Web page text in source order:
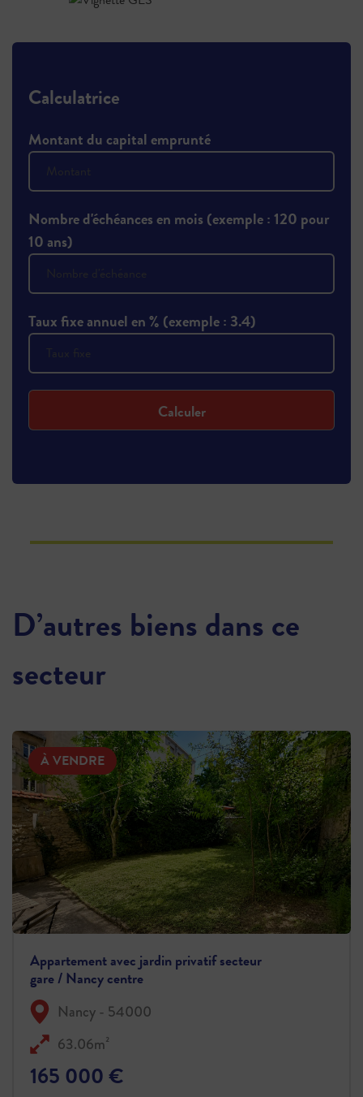
Calculatrice
Montant du capital emprunté
Nombre d'échéances en mois (exemple : 120 pour
10 ans)
Taux fixe annuel en % (exemple : 3.4)
Calculer
D’autres biens dans ce
secteur
À VENDRE
Appartement avec jardin privatif secteur
gare / Nancy centre
Nancy - 54000
63.06m²
165 000 €